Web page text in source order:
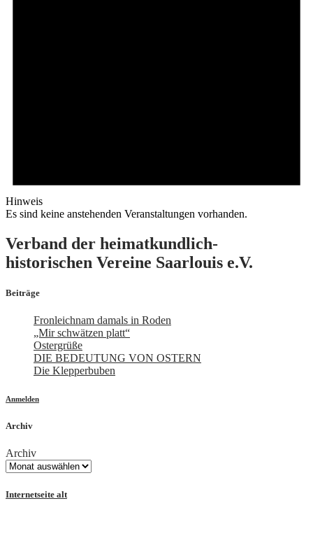
Hinweis
Es sind keine anstehenden Veranstaltungen vorhanden.
Verband der heimatkundlich-
historischen Vereine Saarlouis e.V.
Beiträge
Fronleichnam damals in Roden
„Mir schwätzen platt“
Ostergrüße
DIE BEDEUTUNG VON OSTERN
Die Klepperbuben
Anmelden
Archiv
Archiv
Internetseite alt